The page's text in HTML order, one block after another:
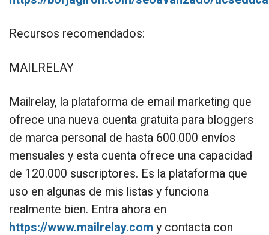
Recursos recomendados:
MAILRELAY
Mailrelay, la plataforma de email marketing que
ofrece una nueva cuenta gratuita para bloggers
de marca personal de hasta 600.000 envíos
mensuales y esta cuenta ofrece una capacidad
de 120.000 suscriptores. Es la plataforma que
uso en algunas de mis listas y funciona
realmente bien. Entra ahora en
https://www.mailrelay.com y contacta con